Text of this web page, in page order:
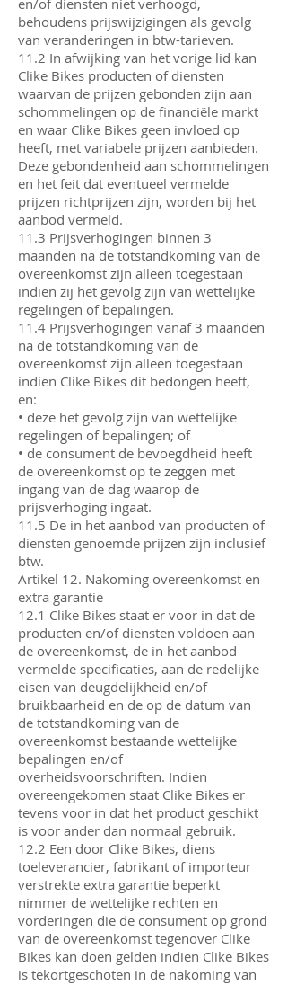
en/of diensten niet verhoogd,
behoudens prijswijzigingen als gevolg
van veranderingen in btw-tarieven.
11.2 In afwijking van het vorige lid kan
Clike Bikes producten of diensten
waarvan de prijzen gebonden zijn aan
schommelingen op de financiële markt
en waar Clike Bikes geen invloed op
heeft, met variabele prijzen aanbieden.
Deze gebondenheid aan schommelingen
en het feit dat eventueel vermelde
prijzen richtprijzen zijn, worden bij het
aanbod vermeld.
11.3 Prijsverhogingen binnen 3
maanden na de totstandkoming van de
overeenkomst zijn alleen toegestaan
indien zij het gevolg zijn van wettelijke
regelingen of bepalingen.
11.4 Prijsverhogingen vanaf 3 maanden
na de totstandkoming van de
overeenkomst zijn alleen toegestaan
indien Clike Bikes dit bedongen heeft,
en:
• deze het gevolg zijn van wettelijke
regelingen of bepalingen; of
• de consument de bevoegdheid heeft
de overeenkomst op te zeggen met
ingang van de dag waarop de
prijsverhoging ingaat.
11.5 De in het aanbod van producten of
diensten genoemde prijzen zijn inclusief
btw.
Artikel 12. Nakoming overeenkomst en
extra garantie
12.1 Clike Bikes staat er voor in dat de
producten en/of diensten voldoen aan
de overeenkomst, de in het aanbod
vermelde specificaties, aan de redelijke
eisen van deugdelijkheid en/of
bruikbaarheid en de op de datum van
de totstandkoming van de
overeenkomst bestaande wettelijke
bepalingen en/of
overheidsvoorschriften. Indien
overeengekomen staat Clike Bikes er
tevens voor in dat het product geschikt
is voor ander dan normaal gebruik.
12.2 Een door Clike Bikes, diens
toeleverancier, fabrikant of importeur
verstrekte extra garantie beperkt
nimmer de wettelijke rechten en
vorderingen die de consument op grond
van de overeenkomst tegenover Clike
Bikes kan doen gelden indien Clike Bikes
is tekortgeschoten in de nakoming van